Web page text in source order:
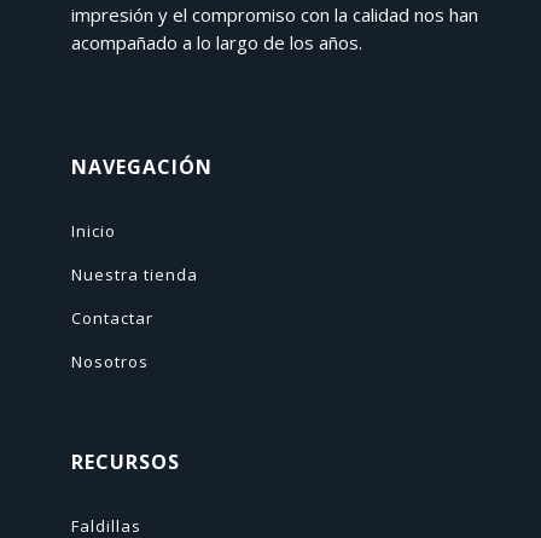
impresión y el compromiso con la calidad nos han
acompañado a lo largo de los años.
NAVEGACIÓN
Inicio
Nuestra tienda
Contactar
Nosotros
RECURSOS
Faldillas